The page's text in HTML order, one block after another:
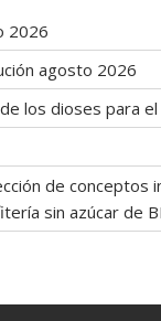
2026
agosto 2026
los dioses para
de conceptos
sin azúcar de